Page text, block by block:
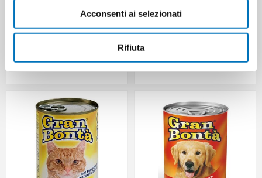
Acconsenti ai selezionati
Rifiuta
BOCCO.GR.400 CARNE
BOCCO.GR.400 PESCE